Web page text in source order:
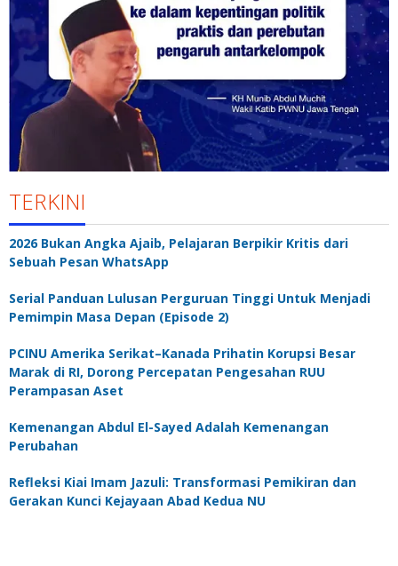
TERKINI
2026 Bukan Angka Ajaib, Pelajaran Berpikir Kritis dari
Sebuah Pesan WhatsApp
Serial Panduan Lulusan Perguruan Tinggi Untuk Menjadi
Pemimpin Masa Depan (Episode 2)
PCINU Amerika Serikat–Kanada Prihatin Korupsi Besar
Marak di RI, Dorong Percepatan Pengesahan RUU
Perampasan Aset
Kemenangan Abdul El-Sayed Adalah Kemenangan
Perubahan
Refleksi Kiai Imam Jazuli: Transformasi Pemikiran dan
Gerakan Kunci Kejayaan Abad Kedua NU